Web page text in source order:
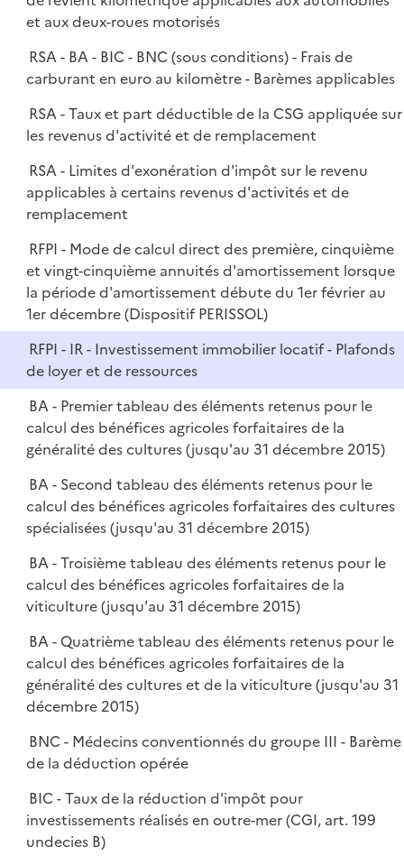
et aux deux-roues motorisés
RSA - BA - BIC - BNC (sous conditions) - Frais de
carburant en euro au kilomètre - Barèmes applicables
RSA - Taux et part déductible de la CSG appliquée sur
les revenus d'activité et de remplacement
RSA - Limites d'exonération d'impôt sur le revenu
applicables à certains revenus d'activités et de
remplacement
RFPI - Mode de calcul direct des première, cinquième
et vingt-cinquième annuités d'amortissement lorsque
la période d'amortissement débute du 1er février au
1er décembre (Dispositif PERISSOL)
RFPI - IR - Investissement immobilier locatif - Plafonds
de loyer et de ressources
BA - Premier tableau des éléments retenus pour le
calcul des bénéfices agricoles forfaitaires de la
généralité des cultures (jusqu'au 31 décembre 2015)
BA - Second tableau des éléments retenus pour le
calcul des bénéfices agricoles forfaitaires des cultures
spécialisées (jusqu'au 31 décembre 2015)
BA - Troisième tableau des éléments retenus pour le
calcul des bénéfices agricoles forfaitaires de la
viticulture (jusqu'au 31 décembre 2015)
BA - Quatrième tableau des éléments retenus pour le
calcul des bénéfices agricoles forfaitaires de la
généralité des cultures et de la viticulture (jusqu'au 31
décembre 2015)
BNC - Médecins conventionnés du groupe III - Barème
de la déduction opérée
BIC - Taux de la réduction d'impôt pour
investissements réalisés en outre-mer (CGI, art. 199
undecies B)